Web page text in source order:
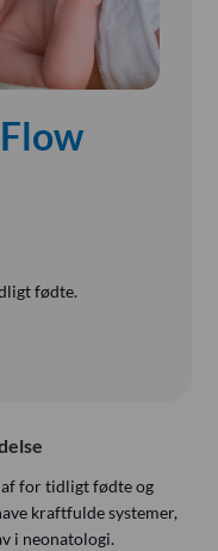
fødte.
for tidligt fødte og
kraftfulde systemer,
i neonatologi.